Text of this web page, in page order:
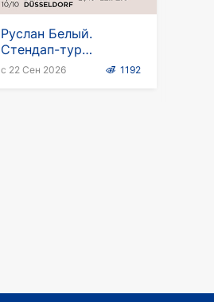
Руслан Белый.
Стендап-тур
"Immigracias"
с 22 Сен 2026 1192